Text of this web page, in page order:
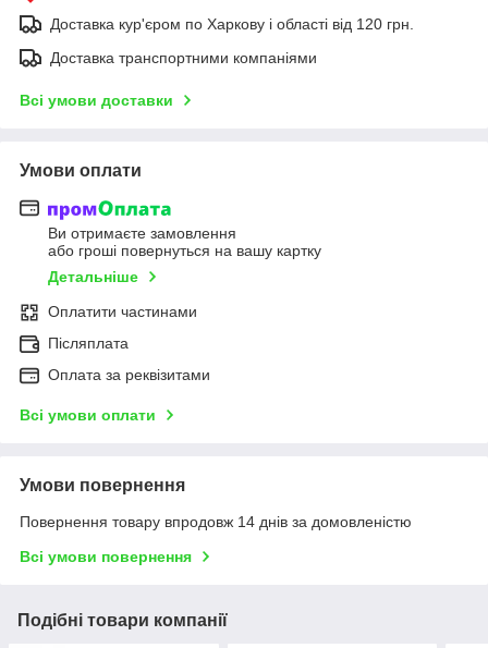
Доставка кур'єром по Харкову і області від 120 грн.
Доставка транспортними компаніями
Всі умови доставки
Умови оплати
Ви отримаєте замовлення
або гроші повернуться на вашу картку
Детальніше
Оплатити частинами
Післяплата
Оплата за реквізитами
Всі умови оплати
Умови повернення
Повернення товару впродовж 14 днів за домовленістю
Всі умови повернення
Подібні товари компанії